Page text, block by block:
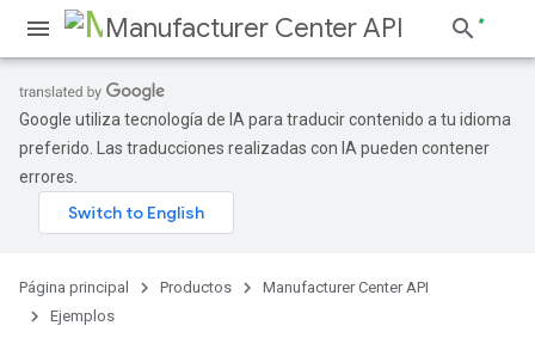
Manufacturer Center API
Google utiliza tecnología de IA para traducir contenido a tu idioma
preferido. Las traducciones realizadas con IA pueden contener
errores.
Página principal Productos
Manufacturer Center API
Ejemplos